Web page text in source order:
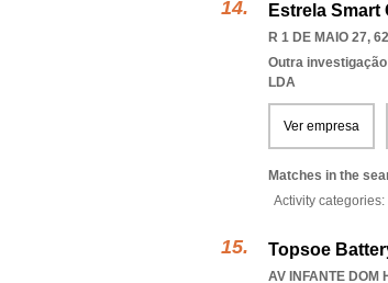
Estrela
R 1 DE MAIO 27,
Outra
LDA
Ver empresa
Matches in the
Activity categories:
Topsoe
AV INFANTE DOM